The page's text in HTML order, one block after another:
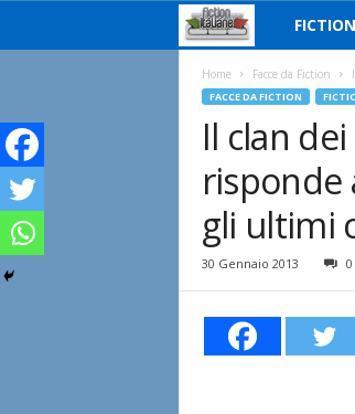
i
i
o
n
Home Facce da Fiction
FACCE DA FICTION
Il clan
risponde
gli ultimi
30 Gennaio 2013 0